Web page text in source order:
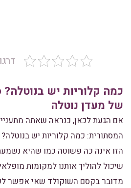
כמה קלוריות יש בנוטלה?
של מעדן נוטלה
אם הגעת לכאן, כנראה שאתה
המסתורית: כמה קלוריות יש
הזו אינה כה פשוטה כמו שהיא
שיכול להוליך אותנו למקומות
מדובר בקסם השוקולד שאי אפשר